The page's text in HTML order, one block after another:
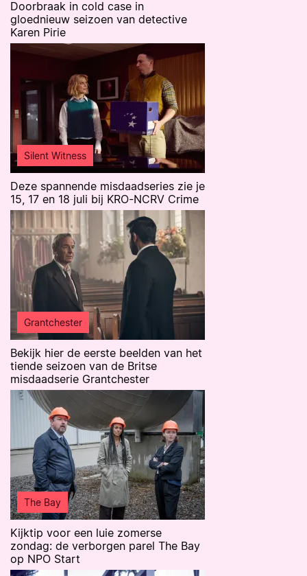
Doorbraak in cold case in
gloednieuw seizoen van detective
Karen Pirie
Silent Witness
Deze spannende misdaadseries zie je
15, 17 en 18 juli bij KRO-NCRV Crime
Grantchester
Bekijk hier de eerste beelden van het
tiende seizoen van de Britse
misdaadserie Grantchester
The Bay
Kijktip voor een luie zomerse
zondag: de verborgen parel The Bay
op NPO Start